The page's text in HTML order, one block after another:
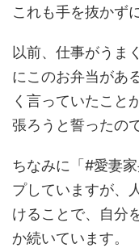
これも手を抜かず
以前、仕事がうま
にこのお弁当があ
く言っていたこと
張ろうと誓ったの
ちなみに「#愛妻
プしていますが、
けることで、自分
か続いています。